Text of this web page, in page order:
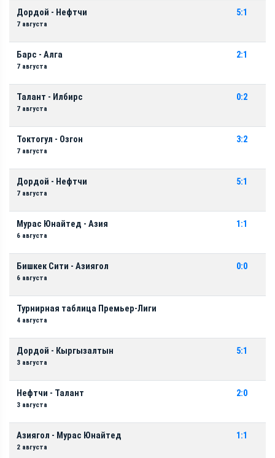
Дордой - Нефтчи
7 августа
5:1
Барс - Алга
7 августа
2:1
Талант - Илбирс
7 августа
0:2
Токтогул - Озгон
7 августа
3:2
Дордой - Нефтчи
7 августа
5:1
Мурас Юнайтед - Азия
6 августа
1:1
Бишкек Сити - Азиягол
6 августа
0:0
Турнирная таблица Премьер-Лиги
4 августа
Дордой - Кыргызалтын
3 августа
5:1
Нефтчи - Талант
3 августа
2:0
Азиягол - Мурас Юнайтед
2 августа
1:1